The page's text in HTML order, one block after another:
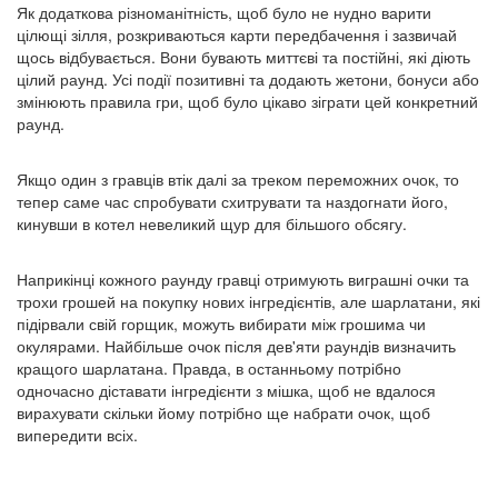
Як додаткова різноманітність, щоб було не нудно варити
цілющі зілля, розкриваються карти передбачення і зазвичай
щось відбувається. Вони бувають миттєві та постійні, які діють
цілий раунд. Усі події позитивні та додають жетони, бонуси або
змінюють правила гри, щоб було цікаво зіграти цей конкретний
раунд.
Якщо один з гравців втік далі за треком переможних очок, то
тепер саме час спробувати схитрувати та наздогнати його,
кинувши в котел невеликий щур для більшого обсягу.
Наприкінці кожного раунду гравці отримують виграшні очки та
трохи грошей на покупку нових інгредієнтів, але шарлатани, які
підірвали свій горщик, можуть вибирати між грошима чи
окулярами. Найбільше очок після дев'яти раундів визначить
кращого шарлатана. Правда, в останньому потрібно
одночасно діставати інгредієнти з мішка, щоб не вдалося
вирахувати скільки йому потрібно ще набрати очок, щоб
випередити всіх.